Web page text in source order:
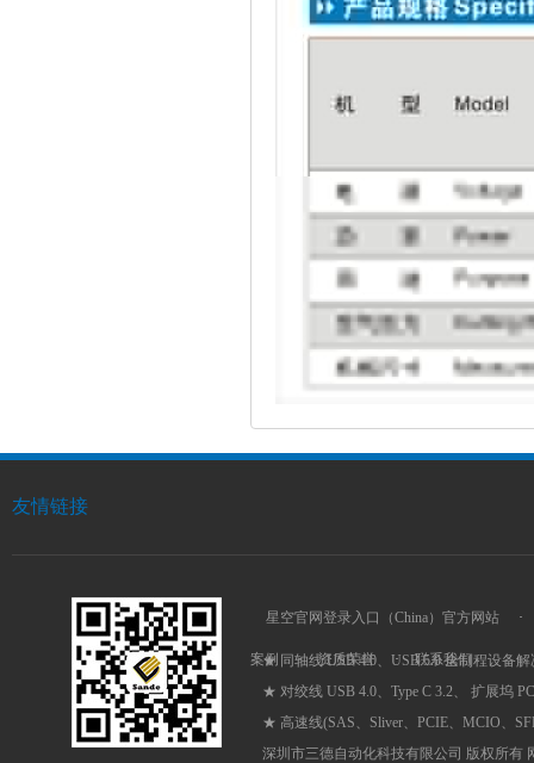
友情链接
星空官网登录入口（China）官方网站 ·
案例 · 资质荣誉 · 联系我们
★ 同轴线 USB 4.0、USB 5.0 全制程设备解
★ 对绞线 USB 4.0、Type C 3.2、 扩展坞
★ 高速线(SAS、Sliver、PCIE、MCIO、
深圳市三德自动化科技有限公司 版权所有